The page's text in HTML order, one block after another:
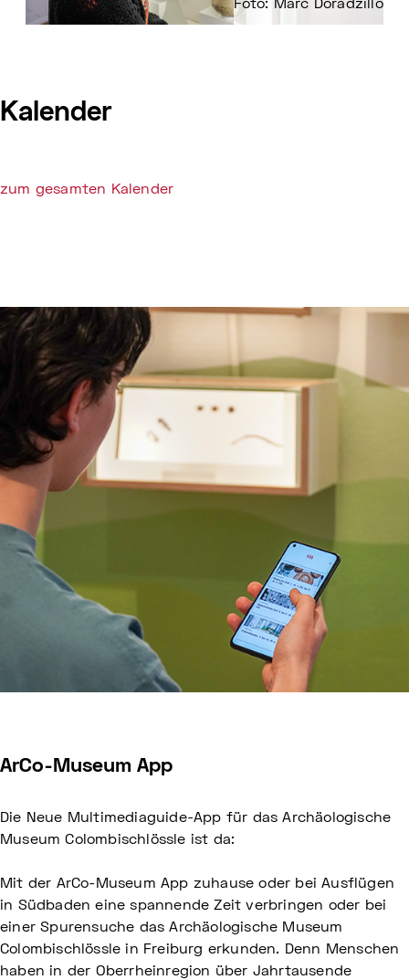
Foto: Marc Doradzillo
Kalender
zum gesamten Kalender
ArCo-Museum App
Die Neue Multimediaguide-App für das Archäologische
Museum Colombischlössle ist da:
Mit der ArCo-Museum App zuhause oder bei Ausflügen
in Südbaden eine spannende Zeit verbringen oder bei
einer Spurensuche das Archäologische Museum
Colombischlössle in Freiburg erkunden. Denn Menschen
haben in der Oberrheinregion über Jahrtausende